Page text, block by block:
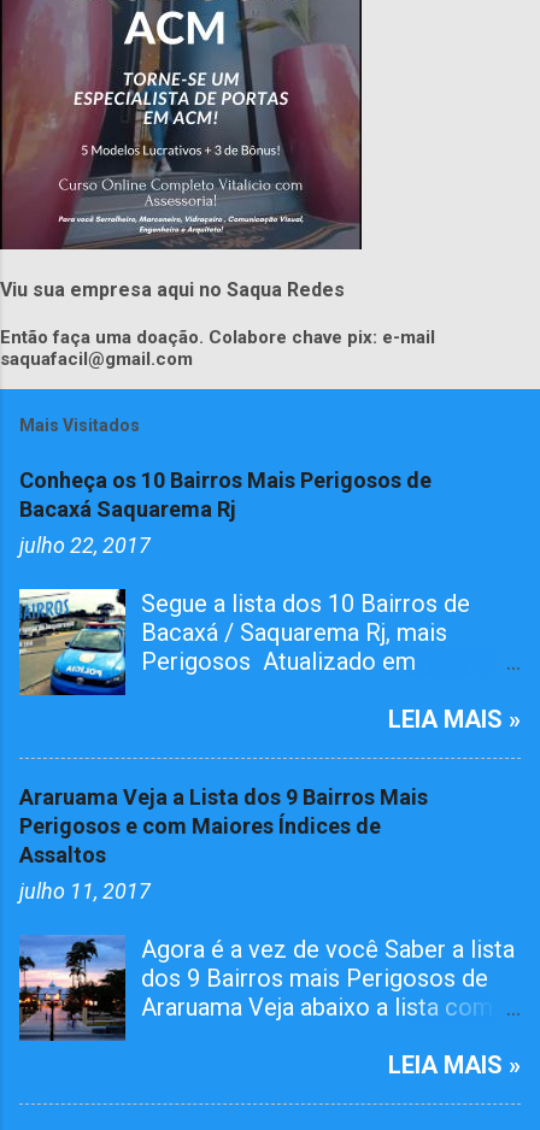
Viu sua empresa aqui no Saqua Redes
Então faça uma doação. Colabore chave pix: e-mail
saquafacil@gmail.com
Mais Visitados
Conheça os 10 Bairros Mais Perigosos de
Bacaxá Saquarema Rj
julho 22, 2017
Segue a lista dos 10 Bairros de
Bacaxá / Saquarema Rj, mais
Perigosos Atualizado em
Tiroteiro essa semana, não esta na
com agentes da 124º Dp,
realizaram várias incursões. Afim
Reprimir O TRÁFICO DE DROGAS
Operações Policiais Militares em
Saquarema Veja os Dez Bairros
mais Perigosos de
Ipitangas Engenho Grande Usina
Condado Jaconé "Tufa" Vai embora
LEIA MAIS »
Araruama Veja a Lista dos 9 Bairros Mais
Perigosos e com Maiores Índices de
Assaltos
julho 11, 2017
Agora é a vez de você Saber a lista
dos 9 Bairros mais Perigosos de
Araruama Veja abaixo a lista com
perigosos tem o maior número de
deixar sua opinião logo no final
LEIA MAIS »